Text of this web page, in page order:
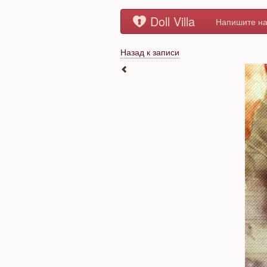
Doll Villa Напишите
Назад к записи